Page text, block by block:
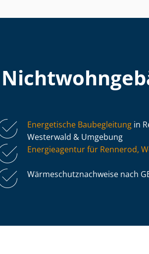
Energetische Baubegleitung in
Westerwald & Umgebung
Energieagentur für Rennerod,
Wär­me­schutz­nach­wei­se nach